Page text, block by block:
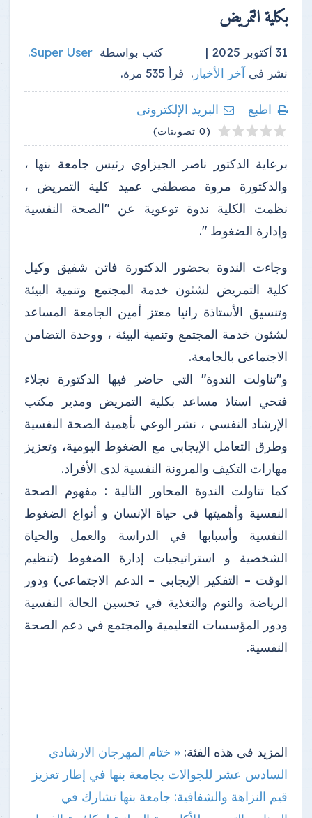
بكلية التمريض
31 أكتوبر 2025 | كتب بواسطة Super User
.
نشر فى آخر الأخبار . قرأ 535 مرة.
اطبع
البريد الإلكترونى
1
2
3
4
5 (0 تصويتات)
برعاية الدكتور ناصر الجيزاوي رئيس جامعة بنها ،
والدكتورة مروة مصطفي عميد كلية التمريض ،
نظمت الكلية ندوة توعوية عن "الصحة النفسية
وإدارة الضغوط ".
وجاءت الندوة بحضور الدكتورة فاتن شفيق وكيل
كلية التمريض لشئون خدمة المجتمع وتنمية البيئة
وتنسيق الأستاذة رانيا معتز أمين الجامعة المساعد
لشئون خدمة المجتمع وتنمية البيئة ، ووحدة التضامن
الاجتماعى بالجامعة.
و"تناولت الندوة" التي حاضر فيها الدكتورة نجلاء
فتحي استاذ مساعد بكلية التمريض ومدير مكتب
الإرشاد النفسي ، نشر الوعي بأهمية الصحة النفسية
وطرق التعامل الإيجابي مع الضغوط اليومية، وتعزيز
مهارات التكيف والمرونة النفسية لدى الأفراد.
كما تناولت الندوة المحاور التالية : مفهوم الصحة
النفسية وأهميتها في حياة الإنسان و أنواع الضغوط
النفسية وأسبابها في الدراسة والعمل والحياة
الشخصية و استراتيجيات إدارة الضغوط (تنظيم
الوقت – التفكير الإيجابي – الدعم الاجتماعي) ودور
الرياضة والنوم والتغذية في تحسين الحالة النفسية
ودور المؤسسات التعليمية والمجتمع في دعم الصحة
النفسية.
المزيد فى هذه الفئة: « ختام المهرجان الارشادي
السادس عشر للجوالات بجامعة بنها في إطار تعزيز
قيم النزاهة والشفافية: جامعة بنها تشارك في